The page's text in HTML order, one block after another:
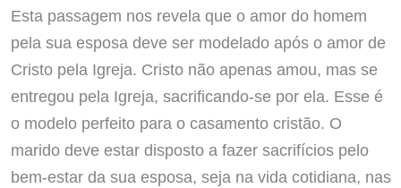
Esta passagem nos revela que o amor do homem
pela sua esposa deve ser modelado após o amor de
Cristo pela Igreja. Cristo não apenas amou, mas se
entregou pela Igreja, sacrificando-se por ela. Esse é
o modelo perfeito para o casamento cristão. O
marido deve estar disposto a fazer sacrifícios pelo
bem-estar da sua esposa, seja na vida cotidiana, nas